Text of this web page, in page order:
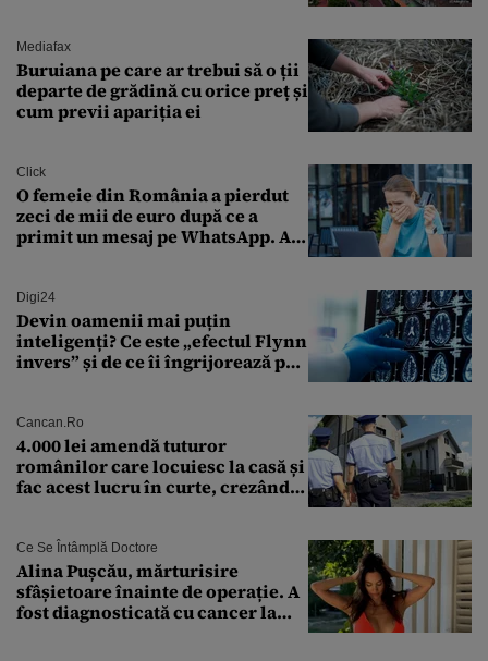
Mediafax
Buruiana pe care ar trebui să o ții
departe de grădină cu orice preț și
cum previi apariția ei
Click
O femeie din România a pierdut
zeci de mii de euro după ce a
primit un mesaj pe WhatsApp. A
Digi24
Devin oamenii mai puțin
inteligenți? Ce este „efectul Flynn
invers” și de ce îi îngrijorează pe
Cancan.ro
4.000 lei amendă tuturor
românilor care locuiesc la casă și
fac acest lucru în curte, crezând
Ce Se Întâmplă Doctore
Alina Pușcău, mărturisire
sfâșietoare înainte de operație. A
fost diagnosticată cu cancer la